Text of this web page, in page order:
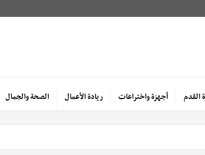
القدم أجهزة واختراعات ريادة الأعمال الصحة والجمال